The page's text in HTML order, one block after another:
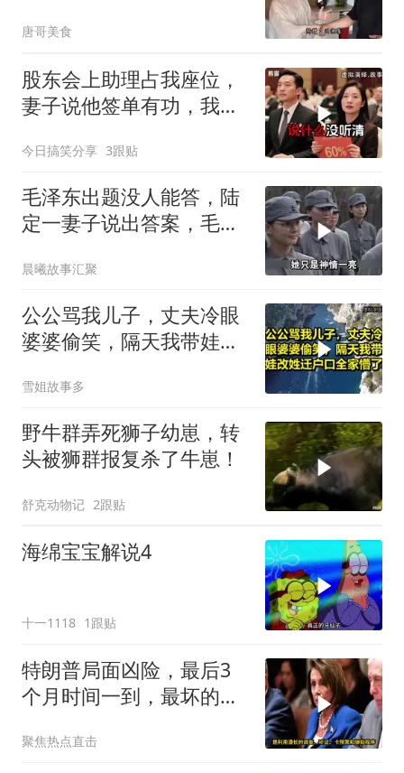
唐哥美食
股东会上助理占我座位，
妻子说他签单有功，我抛
给他当
今日搞笑分享 3跟贴
毛泽东出题没人能答，陆
定一妻子说出答案，毛主
晨曦故事汇聚
公公骂我儿子，丈夫冷眼
婆婆偷笑，隔天我带娃改
雪姐故事多
野牛群弄死狮子幼崽，转
头被狮群报复杀了牛崽！
舒克动物记 2跟贴
海绵宝宝解说4
十一1118 1跟贴
特朗普局面凶险，最后3
个月时间一到，最坏的结
聚焦热点直击